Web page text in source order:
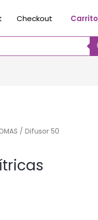
Checkout Carrito
/ Difusor 50